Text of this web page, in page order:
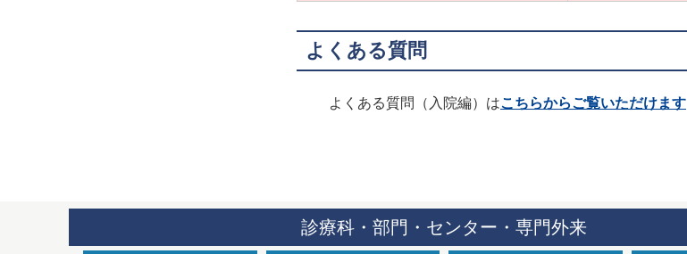
よくある質問
よくある質問（入院編）はこちらからご覧いただけます
診療科・部門・センター・専門外来